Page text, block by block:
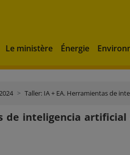
Le ministère Énergie
Taller: IA + EA. Herramientas de
de inteligencia